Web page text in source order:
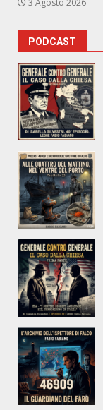
3 Agosto 2026
PODCAST